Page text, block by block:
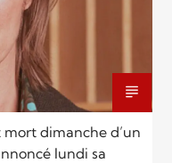
dimanche d’un
lundi sa